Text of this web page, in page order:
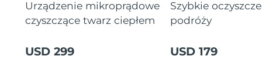
Urządzenie mikroprądowe
czyszczące twarz ciepłem
USD 299
Szybkie
podróży
USD 179